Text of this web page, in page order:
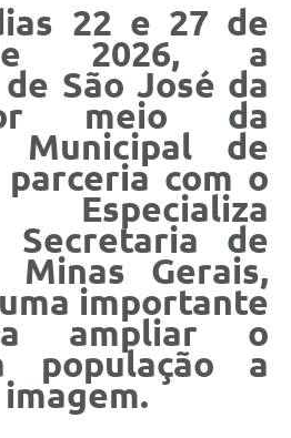
22 e 27 de
2026, a
São José da
meio da
Municipal de
com o
Especializa
de
Minas Gerais,
importante
ampliar o
população a